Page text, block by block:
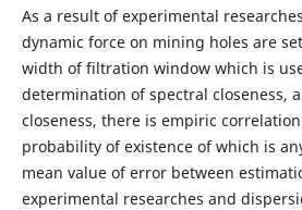
As a result of experimental
dynamic force on mining holes are
width of filtration window which is
determination of spectral closeness,
closeness, there is empiric
probability of existence of which is
mean value of error between
experimental researches and